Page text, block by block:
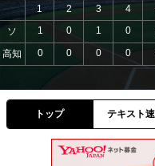
ソ
高知
1 2 3 4
1
0 1 0
0
0 0 0
トップ テキスト